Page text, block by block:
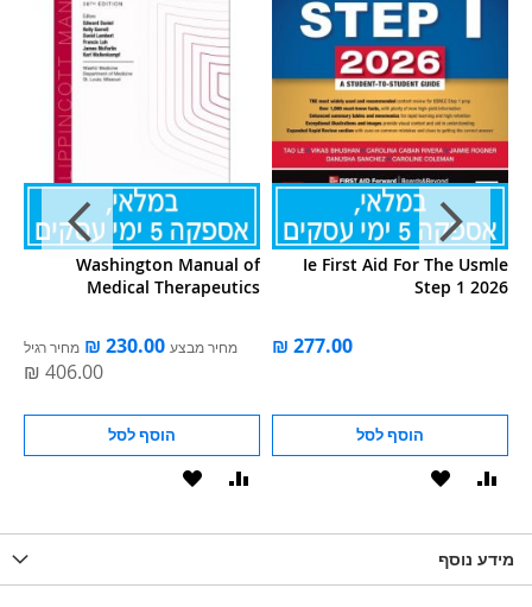
Washington Manual of
Medical Therapeutics
מחיר מבצע מחיר רגיל
הוסף לסל
הוסף
Ie First Aid For The Usmle
Step 1 2026
הוסף לסל
הוסף
מידע נוסף